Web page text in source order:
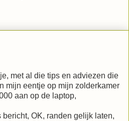
met al die tips en adviezen die
mijn eentje op mijn zolderkamer
aan op de laptop,
bericht, OK, randen gelijk laten,